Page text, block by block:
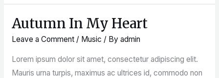
Autumn In My Heart
Leave a Comment / Music / By admin
Lorem ipsum dolor sit amet, consectetur adipiscing elit.
Mauris urna turpis, maximus ac ultrices id, commodo non
Autumn
In
Heart